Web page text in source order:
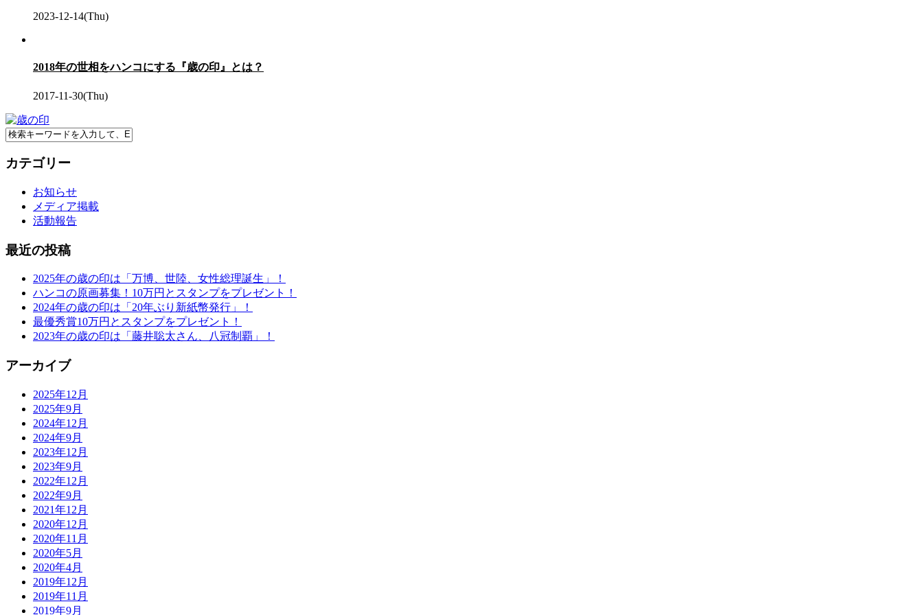
2023-12-14(Thu)
2018年の世相をハンコにする『歳の印』とは？
2017-11-30(Thu)
カテゴリー
お知らせ
メディア掲載
活動報告
最近の投稿
2025年の歳の印は「万博、世陸、女性総理誕生」！
ハンコの原画募集！10万円とスタンプをプレゼント！
2024年の歳の印は「20年ぶり新紙幣発行」！
最優秀賞10万円とスタンプをプレゼント！
2023年の歳の印は「藤井聡太さん、八冠制覇」！
アーカイブ
2025年12月
2025年9月
2024年12月
2024年9月
2023年12月
2023年9月
2022年12月
2022年9月
2021年12月
2020年12月
2020年11月
2020年5月
2020年4月
2019年12月
2019年11月
2019年9月